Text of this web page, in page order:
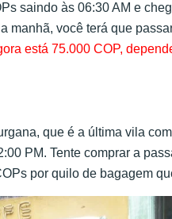
saindo às 06:30 AM e
manhã, você terá que
está 75.000 COP,
que é a última vila
PM. Tente comprar a
por quilo de bagagem